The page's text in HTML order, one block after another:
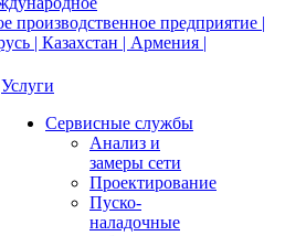
Услуги
Сервисные службы
Анализ и
замеры сети
Проектирование
Пуско-
наладочные